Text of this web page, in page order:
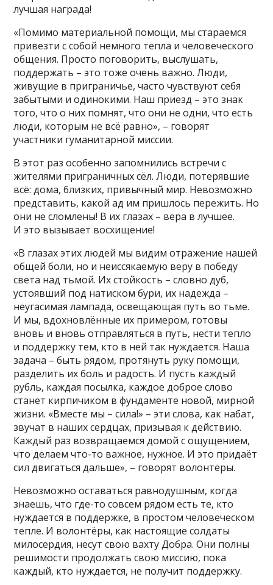
лучшая награда!
«Помимо материальной помощи, мы стараемся
привезти с собой немного тепла и человеческого
общения. Просто поговорить, выслушать,
поддержать – это тоже очень важно. Люди,
живущие в приграничье, часто чувствуют себя
забытыми и одинокими. Наш приезд – это знак
того, что о них помнят, что они не одни, что есть
люди, которым не всё равно», – говорят
участники гуманитарной миссии.
В этот раз особенно запомнились встречи с
жителями приграничных сёл. Люди, потерявшие
всё: дома, близких, привычный мир. Невозможно
представить, какой ад им пришлось пережить. Но
они не сломлены! В их глазах – вера в лучшее.
И это вызывает восхищение!
«В глазах этих людей мы видим отражение нашей
общей боли, но и неиссякаемую веру в победу
света над тьмой. Их стойкость – словно дуб,
устоявший под натиском бури, их надежда –
неугасимая лампада, освещающая путь во тьме.
И мы, вдохновлённые их примером, готовы
вновь и вновь отправляться в путь, нести тепло
и поддержку тем, кто в ней так нуждается. Наша
задача – быть рядом, протянуть руку помощи,
разделить их боль и радость. И пусть каждый
рубль, каждая посылка, каждое доброе слово
станет кирпичиком в фундаменте новой, мирной
жизни. «Вместе мы – сила!» – эти слова, как набат,
звучат в наших сердцах, призывая к действию.
Каждый раз возвращаемся домой с ощущением,
что делаем что-то важное, нужное. И это придаёт
сил двигаться дальше», – говорят волонтёры.
Невозможно оставаться равнодушным, когда
знаешь, что где-то совсем рядом есть те, кто
нуждается в поддержке, в простом человеческом
тепле. И волонтёры, как настоящие солдаты
милосердия, несут свою вахту Добра. Они полны
решимости продолжать свою миссию, пока
каждый, кто нуждается, не получит поддержку.